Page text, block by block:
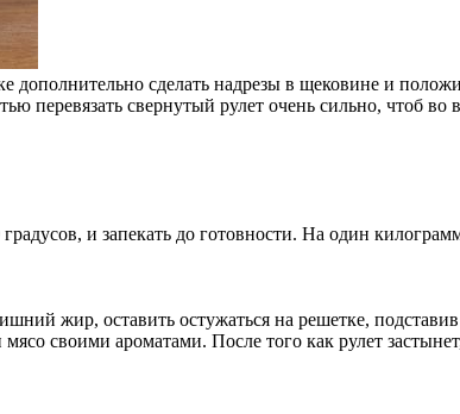
сделать надрезы в щековине и
свернутый рулет очень сильно, чтоб во
и запекать до готовности. На один
жир, оставить остужаться на решетке,
своими ароматами. После того как рулет